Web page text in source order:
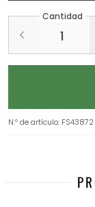
Cantidad
N.º de artículo: FS43872